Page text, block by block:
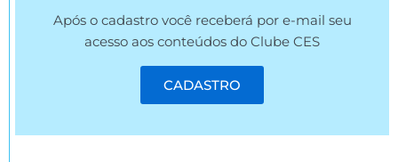
Após o cadastro você receberá por e-mail seu
acesso aos conteúdos do Clube CES
CADASTRO